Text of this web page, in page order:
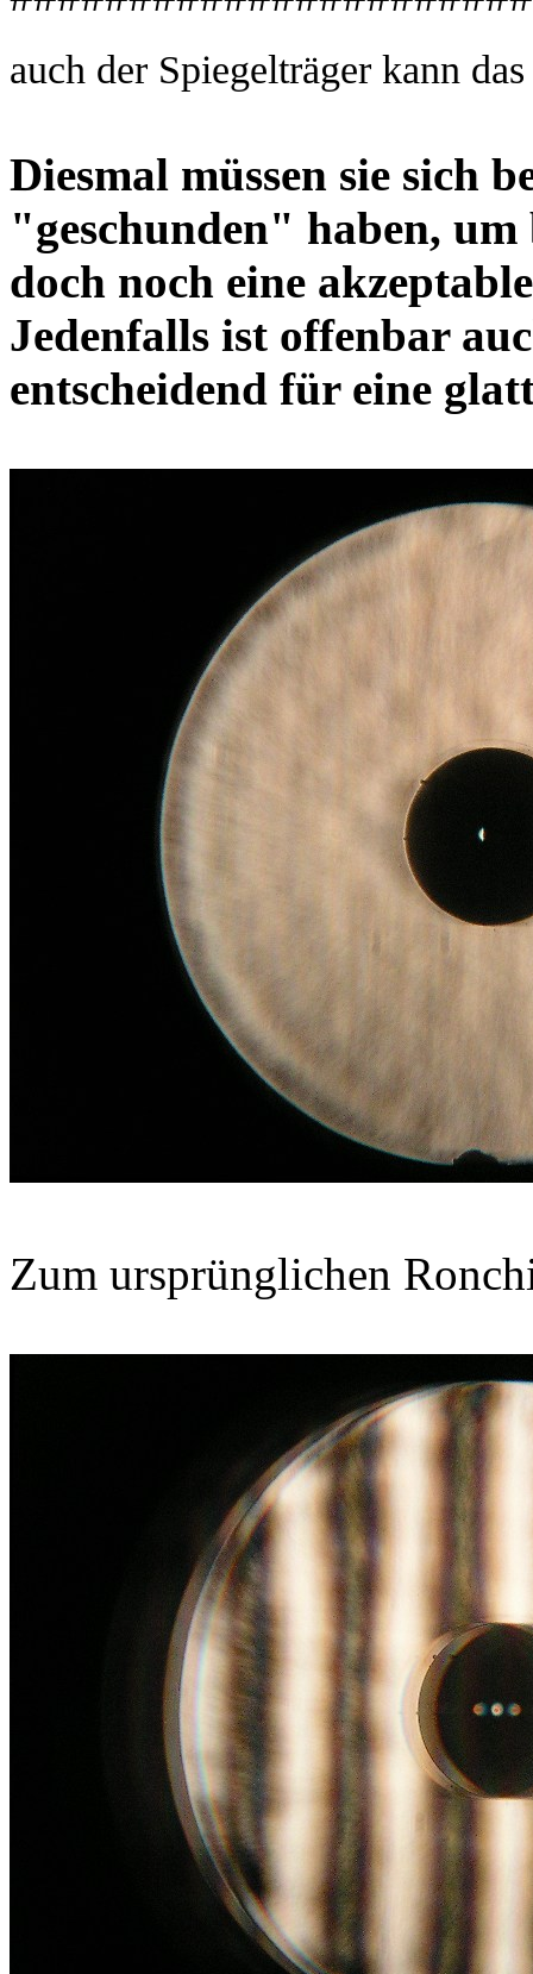
auch der Spiegelträger kann
Diesmal müssen sie sich
"geschunden" haben,
doch noch eine
Jedenfalls ist offenbar
entscheidend für eine
Zum ursprünglichen